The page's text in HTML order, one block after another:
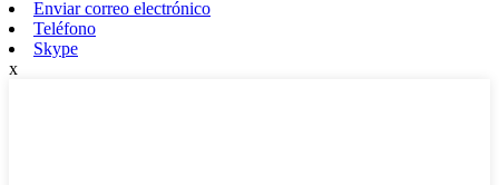
Enviar correo electrónico
Teléfono
Skype
x